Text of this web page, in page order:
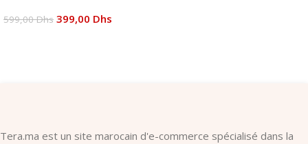
599,00Dhs 399,00 Dhs
Tera.ma est un site marocain d'e-commerce spécialisé dans la